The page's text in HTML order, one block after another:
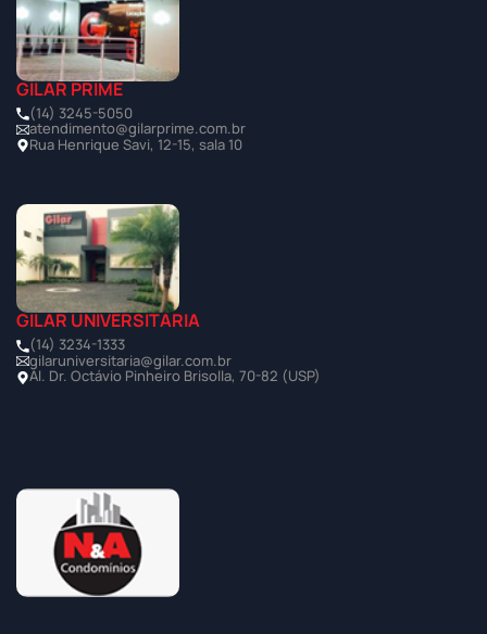
GILAR PRIME
(14) 3245-5050
atendimento@gilarprime.com.br
Rua Henrique Savi, 12-15, sala 10
GILAR UNIVERSITÁRIA
(14) 3234-1333
gilaruniversitaria@gilar.com.br
Al. Dr. Octávio Pinheiro Brisolla, 70-82 (USP)